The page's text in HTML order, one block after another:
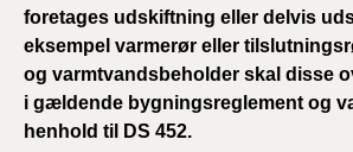
foretages udskiftning eller delvis
eksempel varmerør eller
og varmtvandsbeholder skal disse
i gældende bygningsreglement og
henhold til DS 452.